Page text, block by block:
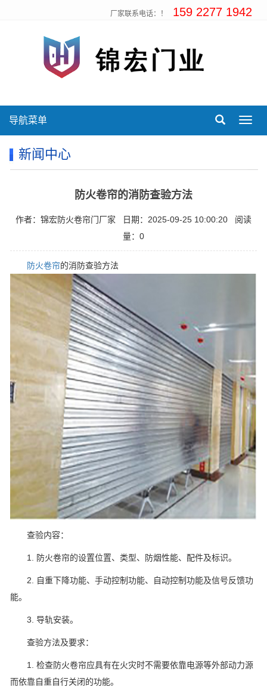
厂家联系电话：！ 159 2277 1942
导航菜单
新闻中心
防火卷帘的消防查验方法
作者：锦宏防火卷帘门厂家 日期：2025-09-25 10:00:20
阅读
量：0
防火卷帘的消防查验方法
查验内容：
1. 防火卷帘的设置位置、类型、防烟性能、配件及标识。
2. 自重下降功能、手动控制功能、自动控制功能及信号反馈功
能。
3. 导轨安装。
查验方法及要求：
1. 检查防火卷帘应具有在火灾时不需要依靠电源等外部动力源
而依靠自重自行关闭的功能。